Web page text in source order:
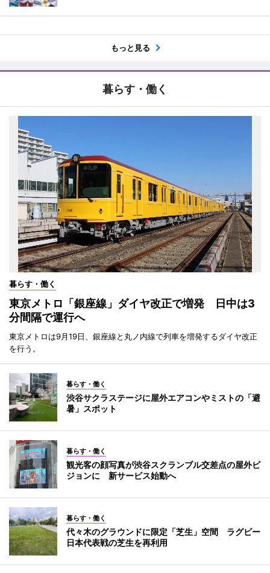
もっと見る
暮らす・働く
暮らす・働く
東京メトロ「銀座線」ダイヤ改正で増発 日中は3
分間隔で運行へ
東京メトロは9月19日、銀座線と丸ノ内線で列車を増発するダイヤ改正
を行う。
暮らす・働く
渋谷サクラステージに屋外エアコンやミストの「避
暑」スポット
暮らす・働く
観光客の顔写真が渋谷スクランブル交差点の屋外ビ
ジョンに 新サービス始動へ
暮らす・働く
代々木のグラウンドに限定「芝生」空間 ラグビー
日本代表戦の芝生を再利用